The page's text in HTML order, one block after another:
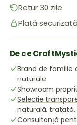
Retur 30 zile
Plată securizată
De ce
Brand de familie
naturale
Showroom
Selecție
naturală,
Consultanță